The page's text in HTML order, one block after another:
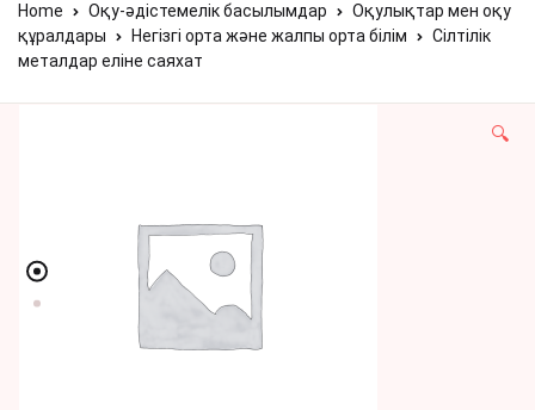
Home Оқу-әдістемелік басылымдар
Оқулықтар мен оқу
құралдары
Негізгі орта және жалпы орта білім
Сілтілік
металдар еліне саяхат
🔍